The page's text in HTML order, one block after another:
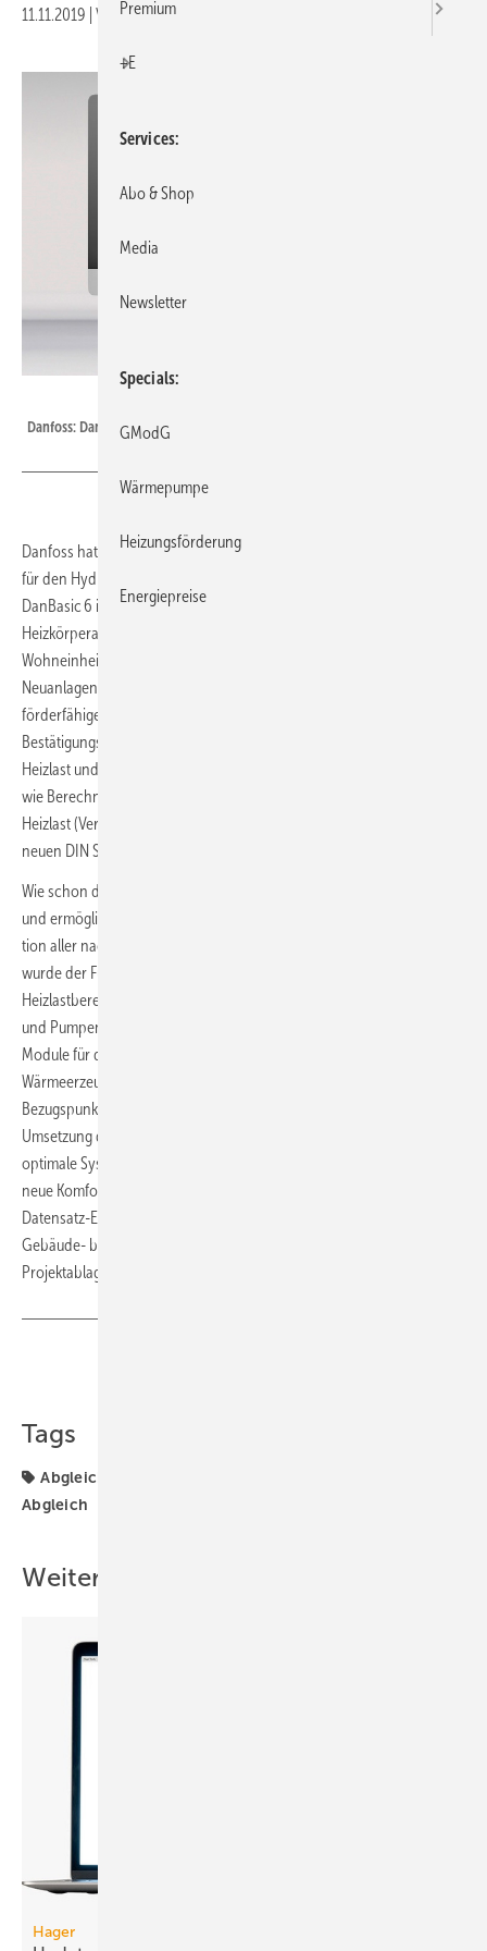
11.11.2019 Veröffentlicht in
Danfoss: DanBasic 6.
Danfoss hat eine neue Version seiner DanBasic-Berechnungssoftware
für den Hydraulischen Abgleich von Heizungssystemen entwickelt.
DanBasic 6 ist speziell für die Berechnung bestehender
Heizkörperanlagen in Ein- und Zweifamilienhäusern und kleinen
Wohneinheiten konzipiert, kann aber auch zur Auslegung von
Neuanlagen eingesetzt werden. Das Tool unterstützt BAFA- und KfW-
förderfähige Systemauslegungen nach Verfahren A und B gemäß VdZ-
Bestätigungsformular. Berechnungen unter Gleichsetzung von
Heizlast und Heizleistung (Verfahren A) sind dadurch ebenso möglich
wie Berechnungen unter Einbeziehung der vereinfachten raumweisen
Heizlast (Verfahren B). Für Letztere sind bereits die Vorgaben der
neuen DIN SPEC 12 831-1 berücksichtigt.
Wie schon die Vorgängerversion ist DanBasic 6 modular aufgebaut
und ermöglicht so eine übersichtliche Durchführung und Dokumenta­
tion aller nachzuweisenden Berechnungen. Gegenüber DanBasic V
wurde der Funktionsumfang jedoch erweitert. Neben Modulen für
Heizlastberechnung, Heizkörper- und Ventilauslegung, Armaturen-
und Pumpenauslegung sowie Einrohrberechnung sind jetzt auch
Module für die Temperaturoptimierung unter Berücksichtigung des
Wärmeerzeugers sowie die Druckoptimierung über vorgegebene
Bezugspunkte im Verteilsystem enthalten. Sie ermöglichen die
Umsetzung der Berechnungsart „B+“ und stellen dadurch eine
optimale Systemauslegung sicher. Darüber hinaus bietet die Software
neue Komfortfunktionen, wie eine Ventil-Schnellauslegung und das
Datensatz-Einlesen nach VDI 3805, eine Datenorganisation nach
Gebäude- bzw. Raumstruktur sowie Individualkonfigurationen für die
Projektablage und Dokumentationsausgabe.
Tags
Abgleich
Abgleich
Weitere Inhalte
Hager
Premium
+E
Services
Abo & Shop
Media
Newsletter
Specials
GModG
Wärmepumpe
Heizungsförderung
Energiepreise